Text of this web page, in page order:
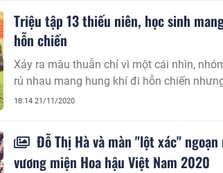
Triệu tập 13 thiếu niên, học sinh
hỗn chiến
Xảy ra mâu thuẫn chỉ vì một cái nhìn,
rủ nhau mang hung khí đi hỗn chiến
18:14 21/11/2020
Đỗ Thị Hà và màn "lột xác"
vương miện Hoa hậu Việt Nam 2020